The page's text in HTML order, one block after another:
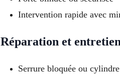
Intervention rapide avec
Réparation et entretien
Serrure bloquée ou